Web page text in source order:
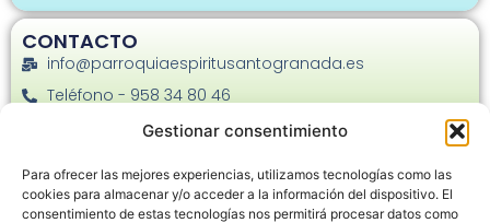
Gestionar consentimiento
Para ofrecer las mejores experiencias, utilizamos tecnologías como las
cookies para almacenar y/o acceder a la información del dispositivo. El
consentimiento de estas tecnologías nos permitirá procesar datos como
CONTACTO
info@parroquiaespiritusantogranada.es
Teléfono - 958 34 80 46
C. Joaquina Eguaras, 22 - 18013